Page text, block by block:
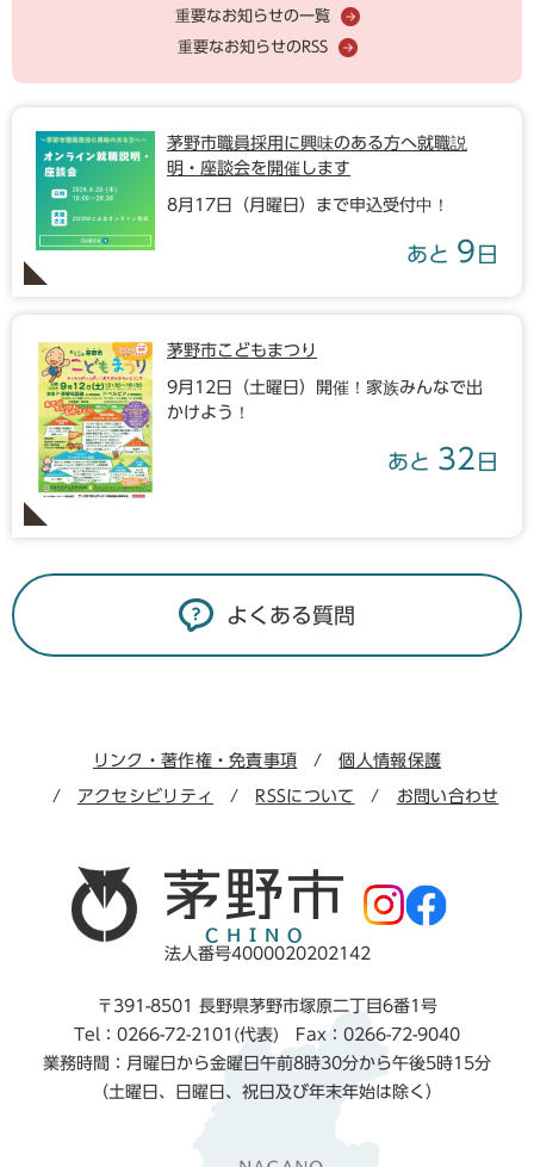
重要なお知らせの一覧
重要なお知らせのRSS
茅野市職員採用に興味のある方へ就職説
明・座談会を開催します
8月17日（月曜日）まで申込受付中！
あと 9 日
茅野市こどもまつり
9月12日（土曜日）開催！家族みんなで出
かけよう！
あと 32 日
よくある質問
リンク・著作権・免責事項 個人情報保護
アクセシビリティ RSSについて お問い合わせ
法人番号4000020202142
〒391-8501 長野県茅野市塚原二丁目6番1号
Tel：0266-72-2101(代表) Fax：0266-72-9040
業務時間：月曜日から金曜日午前8時30分から午後5時15分
（土曜日、日曜日、祝日及び年末年始は除く）